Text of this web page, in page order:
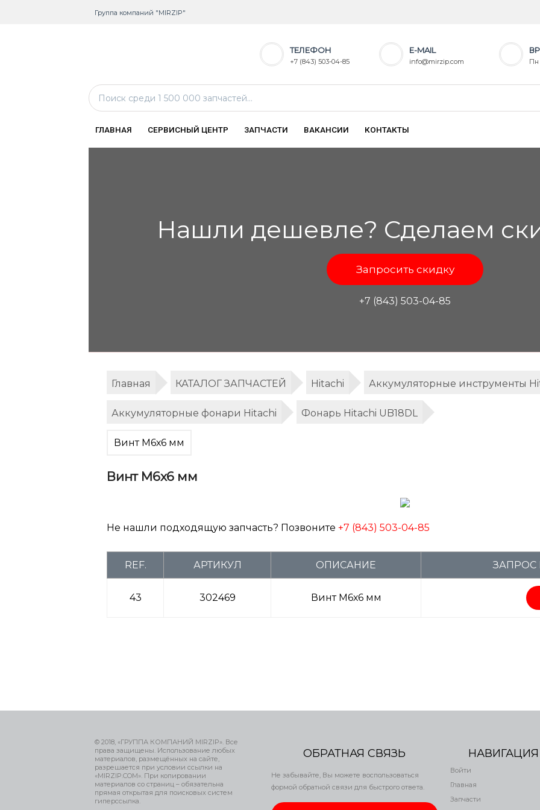
Группа компаний "MIRZIP"
ТЕЛЕФОН
+7 (843) 503-04-85
E-MAIL
info@mirzip.com Пн
ГЛАВНАЯ СЕРВИСНЫЙ ЦЕНТР ЗАПЧАСТИ ВАКАНСИИ КОНТАКТЫ
Нашли дешевле? Сделаем
Запросить скидку
+7 (843) 503-04-85
Главная КАТАЛОГ ЗАПЧАСТЕЙ Hitachi Аккумуляторные инструменты
Аккумуляторные фонари Hitachi Фонарь Hitachi UB18DL
Винт M6х6 мм
Винт M6х6 мм
Не нашли подходящую запчасть? Позвоните +7 (843) 503-04-85
REF. АРТИКУЛ ОПИСАНИЕ ЗАПРОС
43 302469 Винт M6х6 мм
© 2018, «ГРУППА КОМПАНИЙ MIRZIP». Все
права защищены. Использование любых
материалов, размещённых на сайте,
разрешается при условии ссылки на
«MIRZIP.COM». При копировании
материалов со страниц – обязательна
прямая открытая для поисковых систем
гиперссылка.
ОБРАТНАЯ СВЯЗЬ
Не забывайте, Вы можете воспользоваться
формой обратной связи для быстрого ответа.
НАВИГАЦИЯ
Войти
Главная
Запчасти